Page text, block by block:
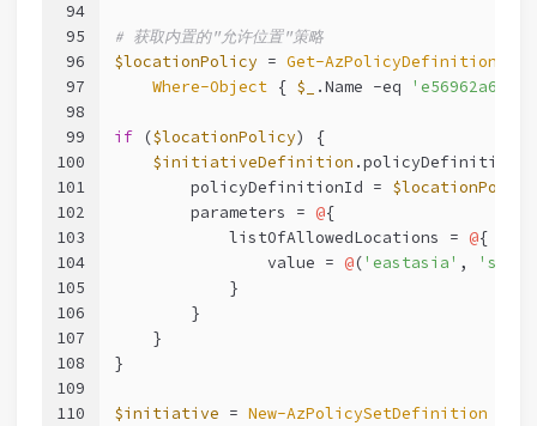
94
95
96
97
98
99
100
101
102
103
104
105
106
107
108
109
110
# 获取内置的"允许位置"策略
$locationPolicy = Get-AzPolicyDefinition
Where-Object { $_ .Name -eq 'e56962a6-
if ($locationPolicy) {
$initiativeDefinition .policyDefinitions
        policyDefinitionId =
$locationPolicy
        parameters =
@{
            listOfAllowedLocations =
@{
                value =
@('eastasia' ,
            }
        }
    }
}
$initiative = New-AzPolicySetDefinition